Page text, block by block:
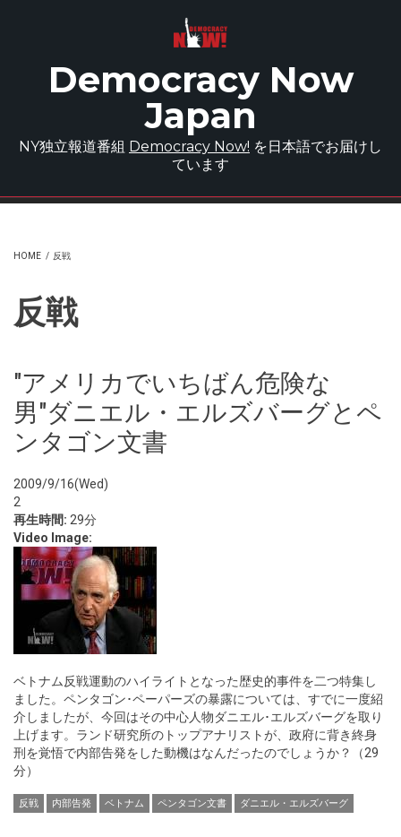
Democracy Now
Japan
NY独立報道番組 Democracy Now! を日本語でお届けし
ています
HOME / 反戦
反戦
"アメリカでいちばん危険な
男"ダニエル・エルズバーグとペ
ンタゴン文書
2009/9/16(Wed)
2
再生時間: 29分
Video Image:
ベトナム反戦運動のハイライトとなった歴史的事件を二つ特集し
ました。ペンタゴン･ペーパーズの暴露については、すでに一度紹
介しましたが、今回はその中心人物ダニエル･エルズバーグを取り
上げます。ランド研究所のトップアナリストが、政府に背き終身
刑を覚悟で内部告発をした動機はなんだったのでしょうか？（29
分）
反戦 内部告発 ベトナム ペンタゴン文書 ダニエル・エルズバーグ